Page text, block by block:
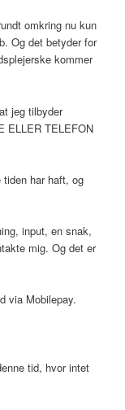
omkring nu kun
Og det betyder for
kommer
jeg tilbyder
ELLER TELEFON
har haft, og
input, en snak,
mig. Og det er
via Mobilepay.
tid, hvor intet